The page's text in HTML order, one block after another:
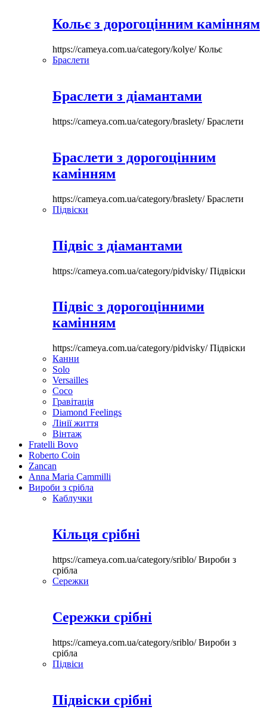
Кольє з дорогоцінним камінням
https://cameya.com.ua/category/kolye/Кольє
Браслети
Браслети з діамантами
https://cameya.com.ua/category/braslety/Браслети
Браслети з дорогоцінним
камінням
https://cameya.com.ua/category/braslety/Браслети
Підвіски
Підвіс з діамантами
https://cameya.com.ua/category/pidvisky/Підвіски
Підвіс з дорогоцінними
камінням
https://cameya.com.ua/category/pidvisky/Підвіски
Канни
Solo
Versailles
Coco
Гравітація
Diamond Feelings
Лінії життя
Вінтаж
Fratelli Bovo
Roberto Coin
Zancan
Anna Maria Cammilli
Вироби з срібла
Каблучки
Кільця срібні
https://cameya.com.ua/category/sriblo/Вироби з
срібла
Сережки
Сережки срібні
https://cameya.com.ua/category/sriblo/Вироби з
срібла
Підвіси
Підвіски срібні